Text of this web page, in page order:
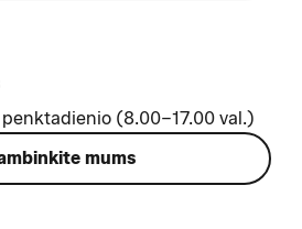
(8.00–17.00 val.)
mums